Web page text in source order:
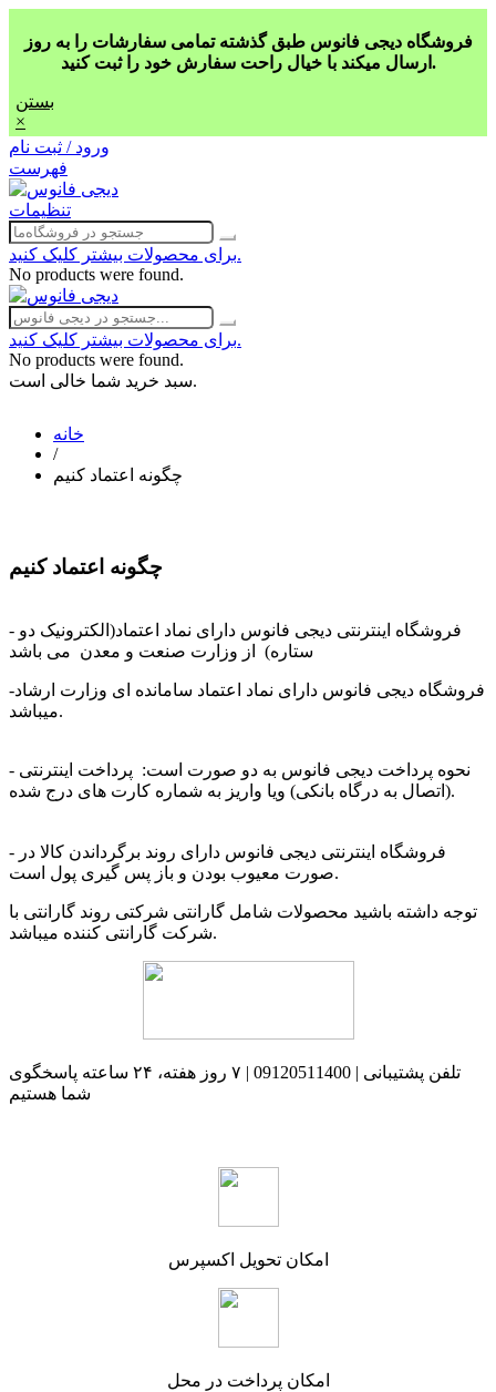
فروشگاه دیجی فانوس طبق گذشته تمامی سفارشات را به روز
ارسال میکند با خیال راحت سفارش خود را ثبت کنید.
بستن
×
ورود / ثبت نام
فهرست
تنظیمات
برای محصولات بیشتر کلیک کنید.
No products were found.
برای محصولات بیشتر کلیک کنید.
No products were found.
سبد خرید شما خالی است.
خانه
/
چگونه اعتماد کنیم
چگونه اعتماد کنیم
- فروشگاه اینترنتی دیجی فانوس دارای نماد اعتماد(الکترونیک دو
ستاره) از وزارت صنعت و معدن می باشد
-فروشگاه دیجی فانوس دارای نماد اعتماد سامانده ای وزارت ارشاد
میباشد.
- نحوه پرداخت دیجی فانوس به دو صورت است: پرداخت اینترنتی
(اتصال به درگاه بانکی) ویا واریز به شماره کارت های درج شده.
- فروشگاه اینترنتی دیجی فانوس دارای روند برگرداندن کالا در
صورت معیوب بودن و باز پس گیری پول است.
توجه داشته باشید محصولات شامل گارانتی شرکتی روند گارانتی با
شرکت گارانتی کننده میباشد.
تلفن پشتیبانی | 09120511400 | ۷ روز هفته، ۲۴ ساعته پاسخگوی
شما هستیم
امکان تحویل اکسپرس
امکان پرداخت در محل